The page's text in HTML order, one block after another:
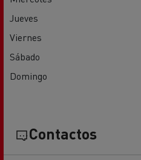
Jueves
Viernes
Sábado
Domingo
Contactos